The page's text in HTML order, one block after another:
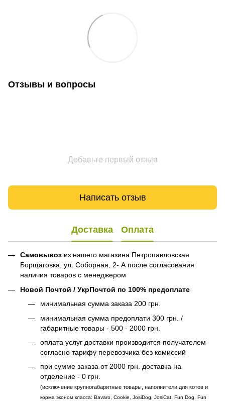
Отзывы и вопросы
Добавьте первый отзыв
Написать отзыв
Доставка Оплата
Самовывоз из нашего магазина Петропавловская
Борщаговка, ул. Соборная, 2- А после согласования
наличия товаров с менеджером
Новой Почтой / УкрПочтой по 100% предоплате
минимальная сумма заказа 200 грн.
минимальная сумма предоплати 300 грн. /
габаритные товары - 500 - 2000 грн.
оплата услуг доставки производится получателем
согласно тарифу перевозчика без комиссий
при сумме заказа от 2000 грн. доставка на
отделение - 0 грн.
(исключение крупногабаритные товары, наполнители для котов и
корма эконом класса: Bavaro, Cookie, JosiDog, JosiCat, Fun Dog, Fun